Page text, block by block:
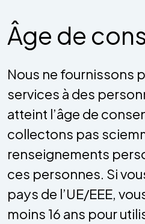
Âge de
Nous ne fournissons
services à des
atteint l’âge de
collectons pas
renseignements
ces personnes. Si
pays de l’UE/EEE,
moins 16 ans pour